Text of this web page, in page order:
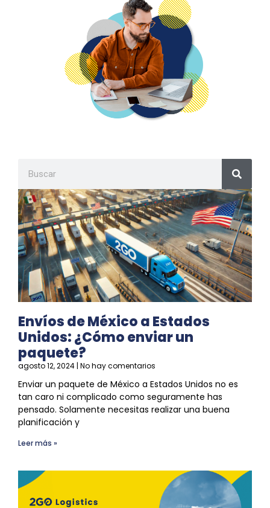
Envíos de México a Estados
Unidos: ¿Cómo enviar un
paquete?
agosto 12, 2024 No hay comentarios
Enviar un paquete de México a Estados Unidos no es
tan caro ni complicado como seguramente has
pensado. Solamente necesitas realizar una buena
planificación y
Leer más »